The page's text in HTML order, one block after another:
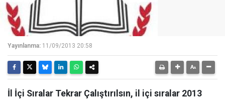
Yayınlanma: 11/09/2013 20:58
İl İçi Sıralar Tekrar Çalıştırılsın, il içi sıralar 2013